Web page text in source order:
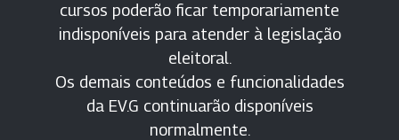
cursos poderão ficar temporariamente
indisponíveis para atender à legislação
eleitoral.
Os demais conteúdos e funcionalidades
da EV.G continuarão disponíveis
normalmente.